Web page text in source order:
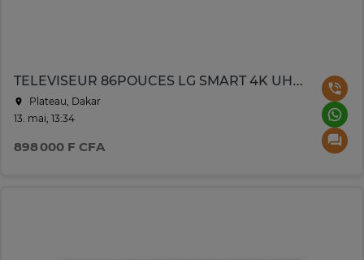
TELEVISEUR 86POUCES LG SMART 4K UHD UR80506LB
Plateau, Dakar
13. mai, 13:34
898 000 F CFA